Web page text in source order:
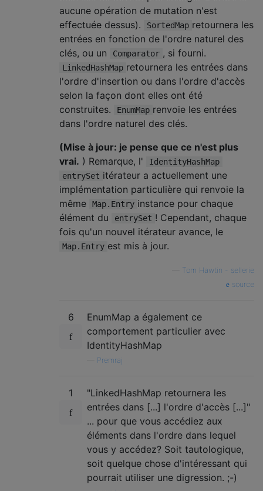
aucune opération de mutation n'est
effectuée dessus).
SortedMap retournera les
entrées en fonction de l'ordre naturel des
clés, ou un
Comparator , si fourni.
LinkedHashMap retournera les entrées dans
l'ordre d'insertion ou dans l'ordre d'accès
selon la façon dont elles ont été
construites.
EnumMap renvoie les entrées
dans l'ordre naturel des clés.
(Mise à jour: je pense que ce n'est plus
vrai. ) Remarque, l'
IdentityHashMap
entrySet itérateur a actuellement une
implémentation particulière qui renvoie la
même
Map.Entry instance pour chaque
élément du
entrySet ! Cependant, chaque
fois qu'un nouvel itérateur avance, le
Map.Entry est mis à jour.
Tom Hawtin - sellerie
source
6
EnumMap a également ce
comportement particulier avec
IdentityHashMap
Premraj
1
"LinkedHashMap retournera les
entrées dans [...] l'ordre d'accès [...]"
... pour que vous accédiez aux
éléments dans l'ordre dans lequel
vous y accédez? Soit tautologique,
soit quelque chose d'intéressant qui
pourrait utiliser une digression. ;-)